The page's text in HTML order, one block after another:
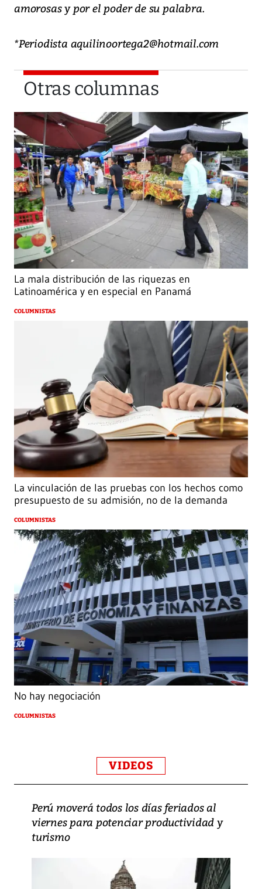
amorosas y por el poder de su palabra.
*Periodista aquilinoortega2@hotmail.com
Otras columnas
La mala distribución de las riquezas en
Latinoamérica y en especial en Panamá
COLUMNISTAS
La vinculación de las pruebas con los hechos como
presupuesto de su admisión, no de la demanda
COLUMNISTAS
No hay negociación
COLUMNISTAS
VIDEOS
Perú moverá todos los días feriados al
viernes para potenciar productividad y
turismo